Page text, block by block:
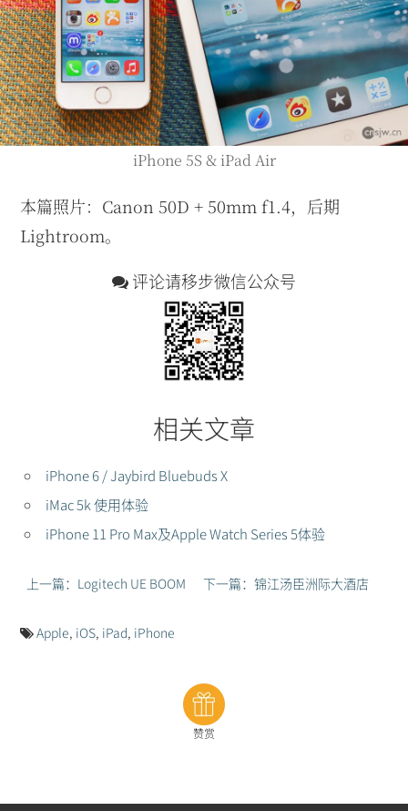
iPhone 5S & iPad Air
本篇照片：Canon 50D + 50mm f1.4，后期
Lightroom。
评论请移步微信公众号
相关文章
iPhone 6 / Jaybird Bluebuds X
iMac 5k 使用体验
iPhone 11 Pro Max及Apple Watch Series 5体验
上一篇：Logitech UE BOOM 下一篇：锦江汤臣洲际大酒店
Apple, iOS, iPad, iPhone
赞赏